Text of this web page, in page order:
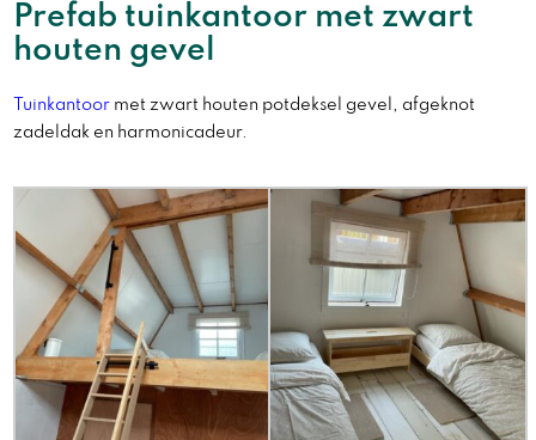
Prefab tuinkantoor met zwart
houten gevel
Tuinkantoor met zwart houten potdeksel gevel, afgeknot
zadeldak en harmonicadeur.